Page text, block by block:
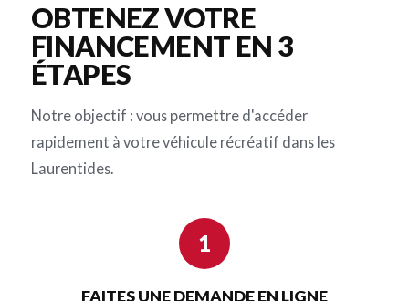
OBTENEZ VOTRE
FINANCEMENT EN 3
ÉTAPES
Notre objectif : vous permettre d'accéder
rapidement à votre véhicule récréatif dans les
Laurentides.
1
FAITES UNE DEMANDE EN LIGNE